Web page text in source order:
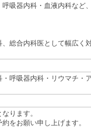
吸器内科・血液内科など、
総合内科医として幅広く
呼吸器内科・リウマチ・
ります。
をお願い申し上げます。